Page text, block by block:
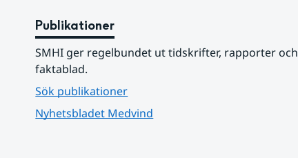
Publikationer
SMHI ger regelbundet ut tidskrifter, rapporter och
faktablad.
Sök publikationer
Nyhetsbladet Medvind